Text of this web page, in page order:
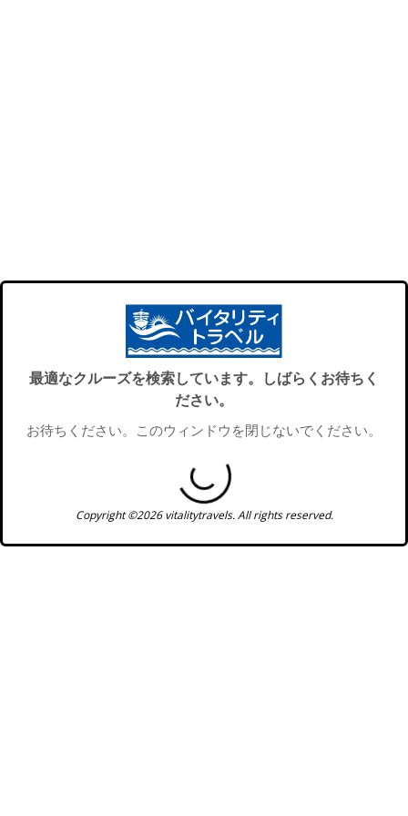
最適なクルーズを検索しています。しばらくお待ちく
ださい。
お待ちください。このウィンドウを閉じないでください。
Copyright ©2026 vitalitytravels. All rights reserved.